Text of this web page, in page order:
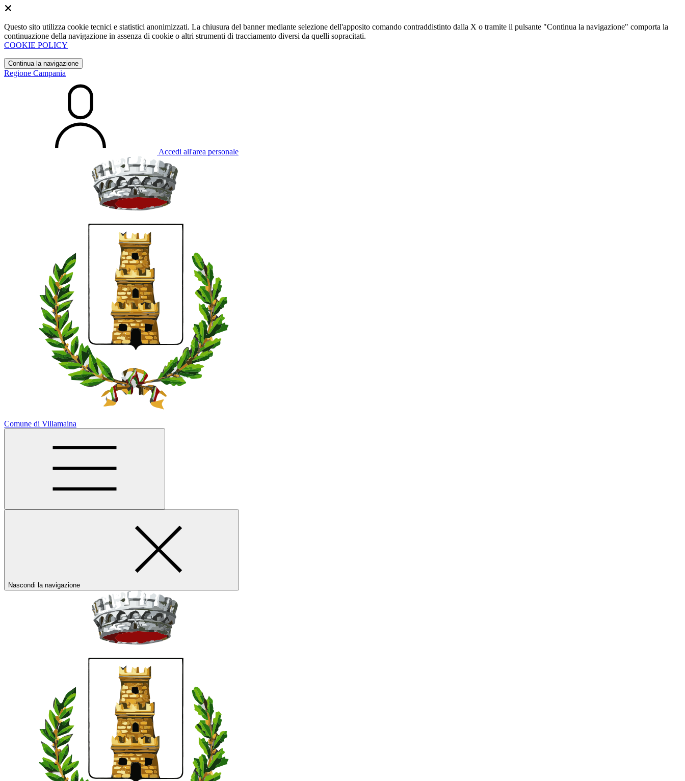
Questo sito utilizza cookie tecnici e statistici anonimizzati. La chiusura del banner mediante selezione dell'apposito comando contraddistinto dalla X o tramite il pulsante "Continua la navigazione" comporta la
continuazione della navigazione in assenza di cookie o altri strumenti di tracciamento diversi da quelli sopracitati.
COOKIE POLICY
Continua la navigazione
Regione Campania
Accedi all'area personale
Comune di Villamaina
Nascondi la navigazione